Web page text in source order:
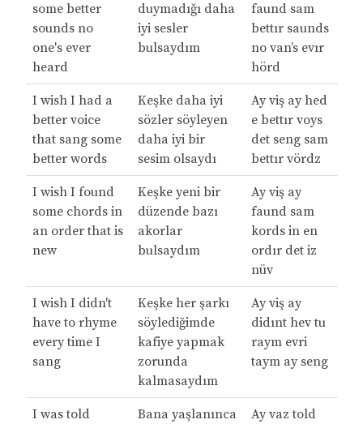
some better
sounds no
one's ever
heard
duymadığı daha
iyi sesler
bulsaydım
faund sam
bettır saunds
no van’s evır
hörd
I wish I had a
better voice
that sang some
better words
Keşke daha iyi
sözler söyleyen
daha iyi bir
sesim olsaydı
Ay viş ay hed
e bettır voys
det seng sam
bettır vördz
I wish I found
some chords in
an order that is
new
Keşke yeni bir
düzende bazı
akorlar
bulsaydım
Ay viş ay
faund sam
kords in en
ordır det iz
nüv
I wish I didn't
have to rhyme
every time I
sang
Keşke her şarkı
söylediğimde
kafiye yapmak
zorunda
kalmasaydım
Ay viş ay
didınt hev tu
raym evri
taym ay seng
I was told
Bana yaşlanınca
Ay vaz told